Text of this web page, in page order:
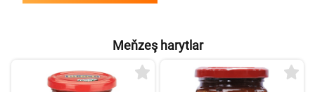
Meňzeş harytlar